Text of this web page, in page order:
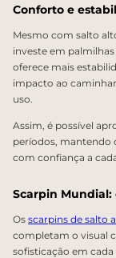
Conforto e
Mesmo com salto
investe em
oferece mais
impacto ao
uso.
Assim, é possível
períodos, mantendo
com confiança a
Scarpin
Os scarpins de salto
completam o visual
sofisticação em cada